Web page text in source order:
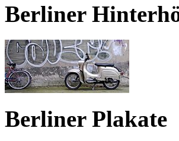
Berliner
Berliner Plakate